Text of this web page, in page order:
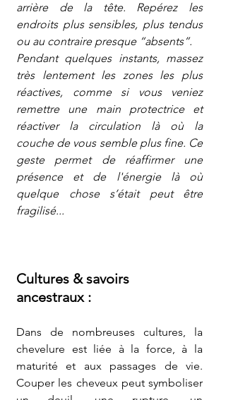
arrière de la tête. Repérez les
endroits plus sensibles, plus tendus
ou au contraire presque “absents”.
Pendant quelques instants, massez
très lentement les zones les plus
réactives, comme si vous veniez
remettre une main protectrice et
réactiver la circulation là où la
couche de vous semble plus fine. Ce
geste permet de réaffirmer une
présence et de l'énergie là où
quelque chose s’était peut être
fragilisé...
Cultures & savoirs
ancestraux :
Dans de nombreuses cultures, la
chevelure est liée à la force, à la
maturité et aux passages de vie.
Couper les cheveux peut symboliser